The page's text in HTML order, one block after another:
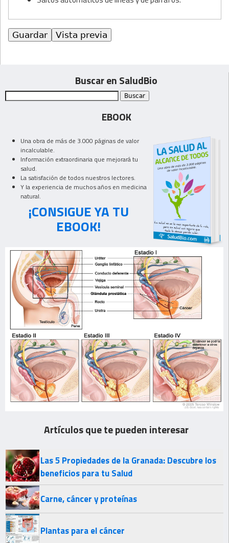
Buscar en SaludBio
EBOOK
Una obra de más de 3.000 páginas de valor
incalculable.
Información extraordinaria que mejorará tu
salud.
La satisfación de todos nuestros lectores.
Y la experiencia de muchos años en medicina
natural.
¡CONSIGUE YA TU
EBOOK!
Artículos que te pueden interesar
Las 5 Propiedades de la Granada: Descubre los
beneficios para tu Salud
Carne, cáncer y proteínas
Plantas para el cáncer